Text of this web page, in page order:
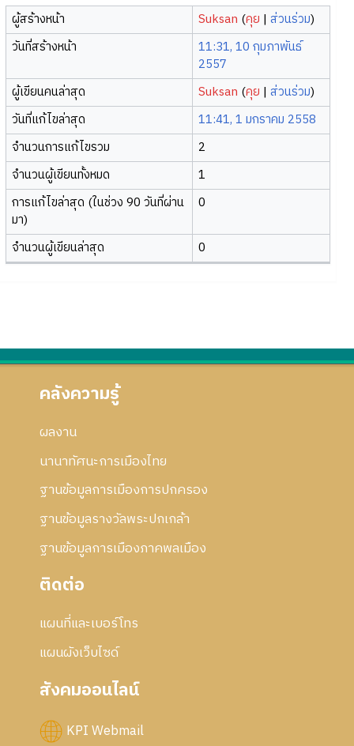
ผู้สร้างหน้า Suksan (คุย |ส่วนร่วม)
วันที่สร้างหน้า
11:31, 10 กุมภาพันธ์
2557
ผู้เขียนคนล่าสุด
Suksan (คุย |ส่วนร่วม)
วันที่แก้ไขล่าสุด
11:41, 1 มกราคม 2558
จำนวนการแก้ไขรวม
2
จำนวนผู้เขียนทั้งหมด
1
การแก้ไขล่าสุด (ในช่วง 90 วันที่ผ่าน
มา)
0
จำนวนผู้เขียนล่าสุด 0
คลังความรู้
ผลงาน
นานาทัศนะการเมืองไทย
ฐานข้อมูลการเมืองการปกครอง
ฐานข้อมูลรางวัลพระปกเกล้า
ฐานข้อมูลการเมืองภาคพลเมือง
ติดต่อ
แผนที่และเบอร์โทร
แผนผังเว็บไซด์
สังคมออนไลน์
KPI Webmail